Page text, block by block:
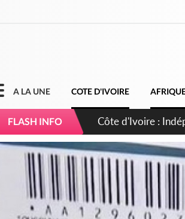
A LA UNE COTE D'IVOIRE
FLASH INFO Côte d'Ivoire :